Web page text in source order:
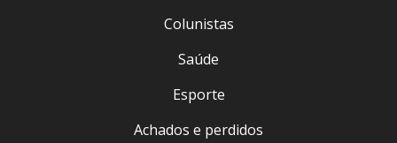
Colunistas
Saúde
Esporte
Achados e perdidos